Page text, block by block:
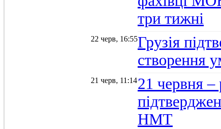
три тижні
22 черв, 16:55Грузія
створення
21 черв, 11:1421 червня –
НМТ